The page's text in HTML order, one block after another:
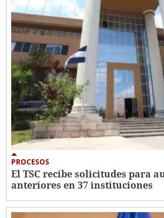
PROCESOS
El TSC recibe solicitudes para
anteriores en 37 instituciones